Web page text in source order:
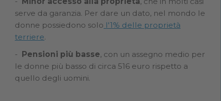
serve da garanzia. Per dare un dato, nel mondo le
donne possiedono solo l'1% delle proprietà
terriere.
Pensioni più basse, con un assegno medio per
le donne più basso di circa 516 euro rispetto a
quello degli uomini.